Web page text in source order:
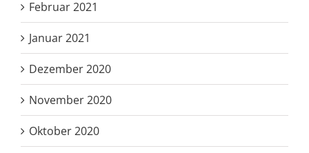
Februar 2021
Januar 2021
Dezember 2020
November 2020
Oktober 2020